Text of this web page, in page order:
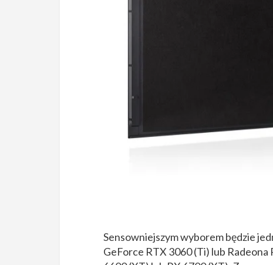
Sensowniejszym wyborem będzie
GeForce RTX 3060 (Ti) lub Radeona